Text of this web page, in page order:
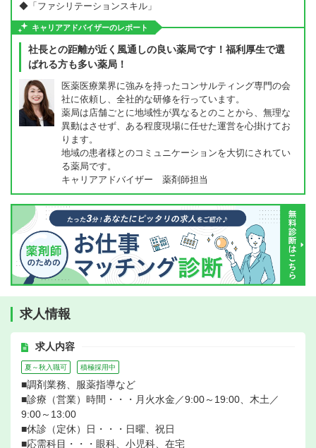
◆「ファシリテーションスキル」
キャリアアドバイザーのレポート
社長との距離が近く風通しの良い薬局です！福利厚生で選
ばれる方も多い薬局！
医薬医療業界に強みを持ったコンサルティング専門の会
社に依頼し、全社的な研修を行っています。
薬局は店舗ごとに地域性が異なるとのことから、無理な
異動はさせず、ある程度現場に任せた運営を心掛けてお
ります。
地域の患者様とのコミュニケーションを大切にされてい
る薬局です。
キャリアアドバイザー 薬剤師担当
求人情報
求人内容
夏～秋入職可 積極採用中
■調剤業務、服薬指導など
■診療（営業）時間・・・月火水金／9:00～19:00、木土／
9:00～13:00
■休診（定休）日・・・日曜、祝日
■応需科目・・・眼科、小児科、在宅